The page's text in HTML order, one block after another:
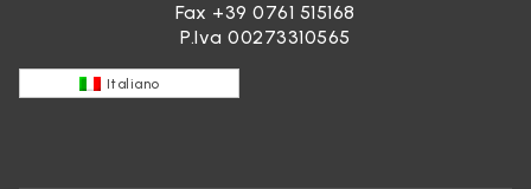
Fax +39 0761 515168
P.Iva 00273310565
Italiano